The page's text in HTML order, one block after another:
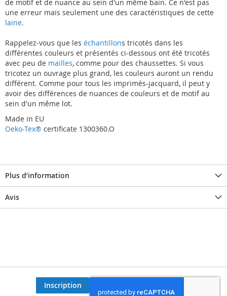
de motif et de nuance au sein d'un même bain. Ce n'est pas
une erreur mais seulement une des caractéristiques de cette
laine.
Rappelez-vous que les échantillons tricotés dans les
différentes couleurs et présentés ci-dessous ont été tricotés
avec peu de mailles, comme pour des chaussettes. Si vous
tricotez un ouvrage plus grand, les couleurs auront un rendu
différent. Comme pour tous les imprimés-jacquard, il peut y
avoir des différences de nuances de couleurs et de motif au
sein d'un même lot.
Made in EU
Oeko-Tex® certificate 1300360.O
Plus d’information
Avis
Inscription